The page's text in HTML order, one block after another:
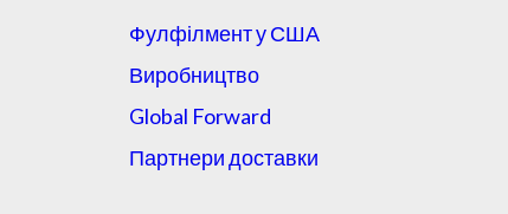
Фулфілмент у США
Виробництво
Global Forward
Партнери доставки